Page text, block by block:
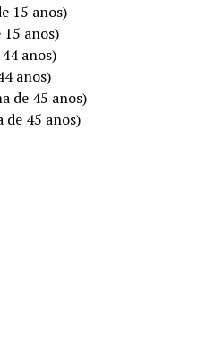
15 anos)
anos)
anos)
anos)
de 45 anos)
de 45 anos)